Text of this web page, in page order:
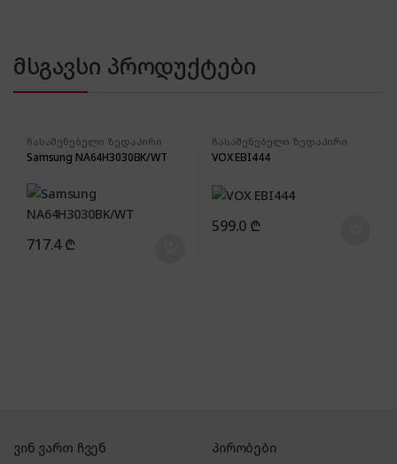
მსგავსი პროდუქტები
ჩასაშენებელი ზედაპირი
Samsung NA64H3030BK/WT
717.4₾
ჩასაშენებელი ზედაპირი
VOX EBI444
599.0 ₾
ვინ ვართ ჩვენ
პირობები